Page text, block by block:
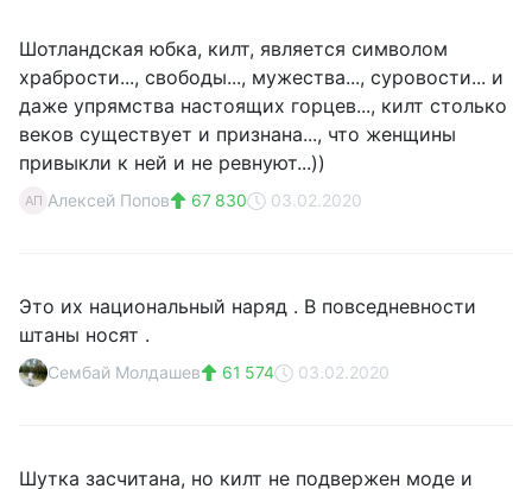
Шотландская юбка, килт, является символом
храбрости..., свободы..., мужества..., суровости... и
даже упрямства настоящих горцев..., килт столько
веков существует и признана..., что женщины
привыкли к ней и не ревнуют...))
АП Алексей Попов 67 830 03.02.2020
Это их национальный наряд . В повседневности
штаны носят .
Сембай Молдашев 61 574 03.02.2020
Шутка засчитана, но килт не подвержен моде и